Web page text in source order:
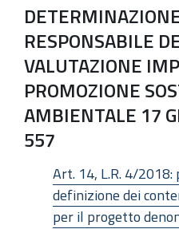
RESPONSABILE
VALUTAZIONE
PROMOZIONE
AMBIENTALE 17
557
Art. 14, L.R. 4/
definizione dei
per il progetto